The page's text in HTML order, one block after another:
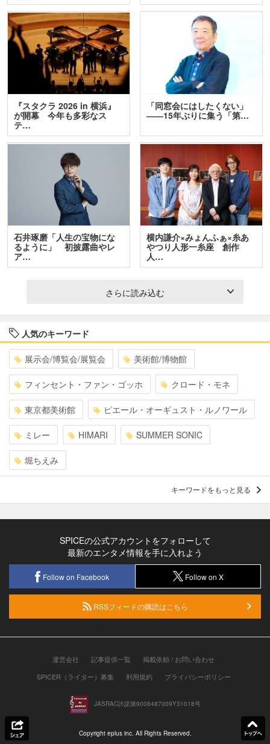
『スタクラ 2026 in 横浜』
が開幕 今年も多彩なス
テ…
「同窓会にはしたくない」
――15年ぶりに集う「第…
石井琢磨「人生の宝物にな
るように」 初披露曲やレ
ア…
横内謙介×みょんふぁ×糸あ
やつり人形一糸座 創作
人…
さらに読み込む
人気のキーワード
展示会/博覧会/展覧会 美術館/博物館
フィンセント・ファン・ゴッホ クロード・モネ
東京都美術館 ピエール・オーギュスト・ルノワール
ミレー HIMARI SUMMER SONIC
堀ちえみ
キーワードをもっと見る
SPICEの公式アカウントをフォローして
最新のエンタメ情報を手に入れよう
Follow on Facebook Follow on X
RSSフィードの購読はこちら
運営会社 記事提供一覧
掲載依頼 / お問い合わせ
SPICER（ライター）募集
利用規約 プライバシーポリシー
JASRAC許諾第9008487009Y31018号
Copyright eplus inc. All Rights Reserved.